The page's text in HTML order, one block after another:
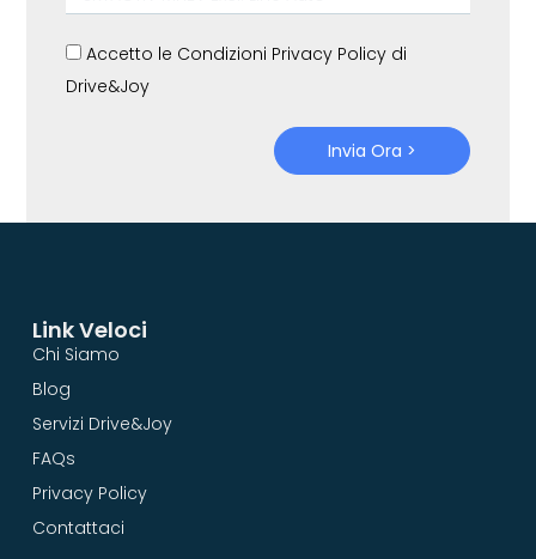
Accetto le Condizioni Privacy Policy di
Drive&Joy
Invia Ora >
Link Veloci
Chi Siamo
Blog
Servizi Drive&Joy
FAQs
Privacy Policy
Contattaci